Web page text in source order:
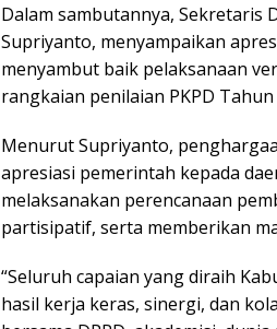
Dalam sambutannya, Sekretaris
Supriyanto, menyampaikan
menyambut baik pelaksanaan
rangkaian penilaian PKPD Tahun
Menurut Supriyanto,
apresiasi pemerintah kepada
melaksanakan perencanaan
partisipatif, serta memberikan
“Seluruh capaian yang diraih
hasil kerja keras, sinergi, dan